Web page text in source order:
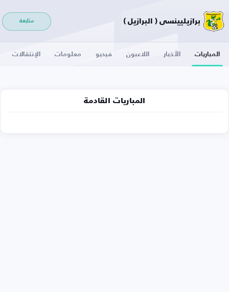
برازيليينسي ( البرازيل ) متابعة
المباريات الأخبار اللاعبون فيديو معلومات الإنتقالات
المباريات القادمة